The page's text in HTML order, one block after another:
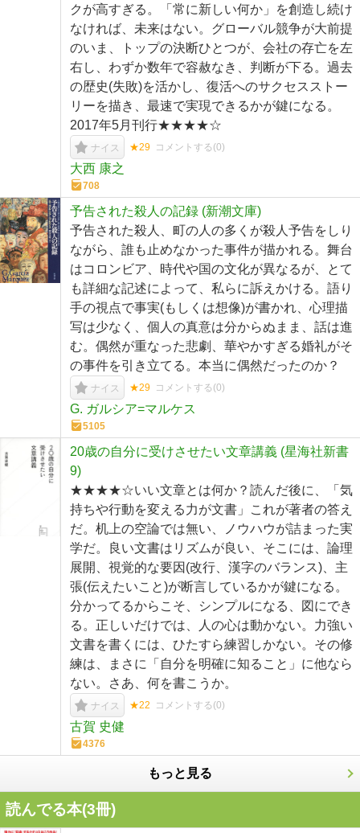
クが高すぎる。「常に新しい何か」を創造し続け
なければ、未来はない。グローバル競争が大前提
のいま、トップの決断ひとつが、会社の存亡を左
右し、わずか数年で容赦なき、判断が下る。過去
の歴史(失敗)を活かし、復活へのサクセスストー
リーを描き、最速で実現できるかが鍵になる。
2017年5月刊行★★★★☆
ナイス ★29 コメントする(0)
大西 康之
708
予告された殺人の記録 (新潮文庫)
予告された殺人、町の人の多くが殺人予告をしり
ながら、誰も止めなかった事件が描かれる。舞台
はコロンビア、時代や国の文化が異なるが、とて
も詳細な記述によって、私らに訴えかける。語り
手の視点で事実(もしくは想像)が書かれ、心理描
写は少なく、個人の真意は分からぬまま、話は進
む。偶然が重なった悲劇、華やかすぎる婚礼がそ
の事件を引き立てる。本当に偶然だったのか？
ナイス ★29 コメントする(0)
G. ガルシア=マルケス
5105
20歳の自分に受けさせたい文章講義 (星海社新書
9)
★★★★☆いい文章とは何か？読んだ後に、「気
持ちや行動を変える力が文書」これが著者の答え
だ。机上の空論では無い、ノウハウが詰まった実
学だ。良い文書はリズムが良い、そこには、論理
展開、視覚的な要因(改行、漢字のバランス)、主
張(伝えたいこと)が断言しているかが鍵になる。
分かってるからこそ、シンプルになる、図にでき
る。正しいだけでは、人の心は動かない。力強い
文書を書くには、ひたすら練習しかない。その修
練は、まさに「自分を明確に知ること」に他なら
ない。さあ、何を書こうか。
ナイス ★22 コメントする(0)
古賀 史健
4376
もっと見る
読んでる本(3冊)